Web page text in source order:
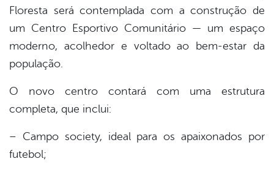
Floresta será contemplada com a construção de
um Centro Esportivo Comunitário — um espaço
moderno, acolhedor e voltado ao bem-estar da
população.
O novo centro contará com uma estrutura
completa, que inclui:
– Campo society, ideal para os apaixonados por
futebol;